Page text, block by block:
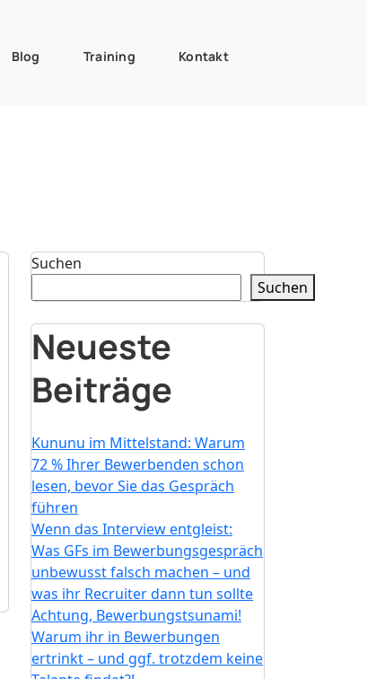
Blog Training Kontakt
Suchen
Suchen
Neueste
Beiträge
Kununu im Mittelstand: Warum
72 % Ihrer Bewerbenden schon
lesen, bevor Sie das Gespräch
führen
Wenn das Interview entgleist:
Was GFs im Bewerbungsgespräch
unbewusst falsch machen – und
was ihr Recruiter dann tun sollte
Achtung, Bewerbungstsunami!
Warum ihr in Bewerbungen
ertrinkt – und ggf. trotzdem keine